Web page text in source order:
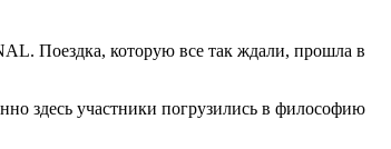
Поездка, которую все так ждали, прошла в
здесь участники погрузились в философию